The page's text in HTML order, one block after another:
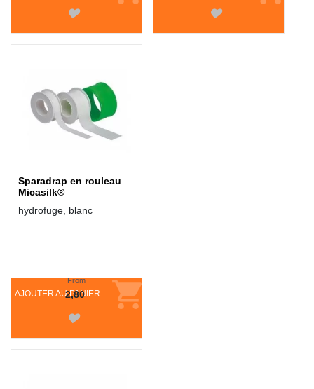
Sparadrap en rouleau
Micasilk®
hydrofuge, blanc
AJOUTER AU PANIER
From
2,80